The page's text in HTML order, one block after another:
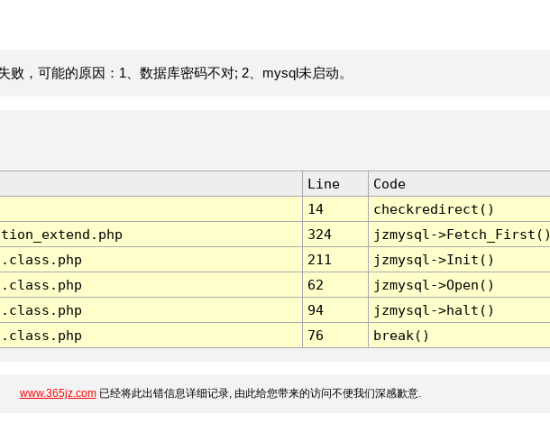
败，可能的原因：1、数据库密码不对; 2、mysql未启动。
Line
Code
14
checkredirect()
324
jzmysql-
211
jzmysql->Init()
62
jzmysql->Open()
94
jzmysql->halt()
76 break()
www.365jz.com已经将此出错信息详细记录, 由此给您带来的访问不便我们深感歉意.